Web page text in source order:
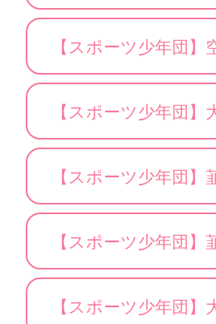
【スポーツ少年団】
【スポーツ少年団
【スポーツ少年団】
【スポーツ少年団】
【スポーツ少年団